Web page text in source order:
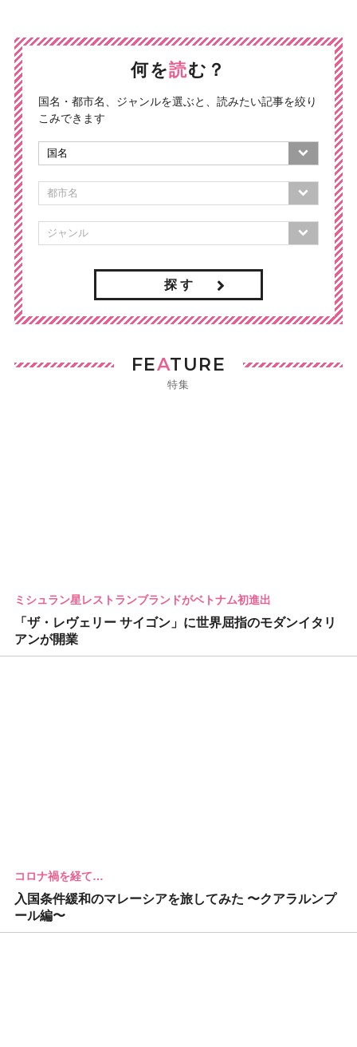
何を読む？
国名・都市名、ジャンルを選ぶと、読みたい記事を絞り
こみできます
探 す
FEATURE
特集
ミシュラン星レストランブランドがベトナム初進出
「ザ・レヴェリー サイゴン」に世界屈指のモダンイタリ
アンが開業
コロナ禍を経て…
入国条件緩和のマレーシアを旅してみた 〜クアラルンプ
ール編〜